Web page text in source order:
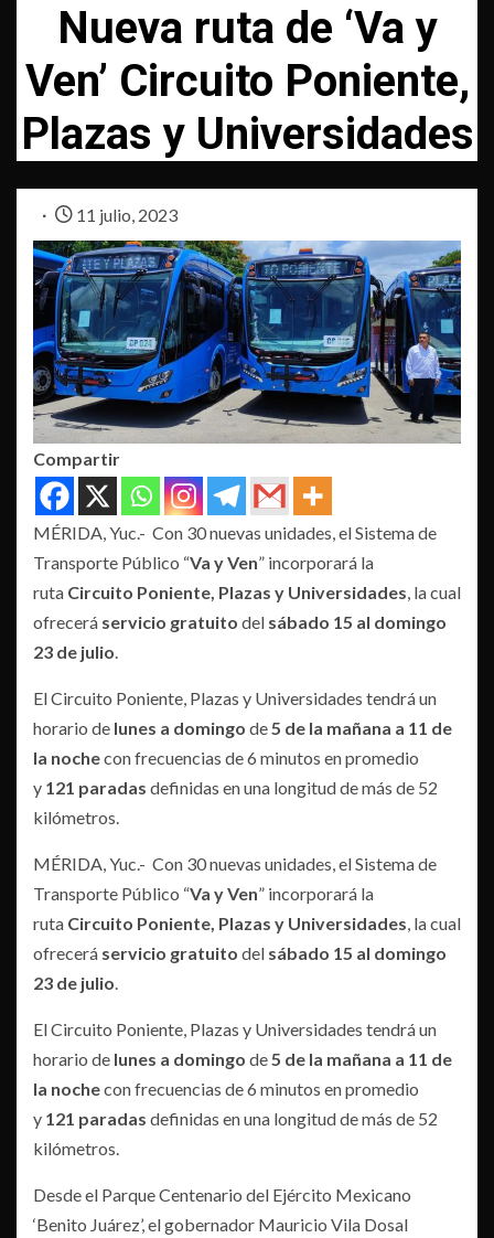
Nueva ruta de ‘Va y
Ven’ Circuito Poniente,
Plazas y Universidades
11 julio, 2023
Compartir
MÉRIDA, Yuc.- Con 30 nuevas unidades, el Sistema de
Transporte Público “Va y Ven” incorporará la
ruta Circuito Poniente, Plazas y Universidades, la cual
ofrecerá servicio gratuito del sábado 15 al domingo
23 de julio.
El Circuito Poniente, Plazas y Universidades tendrá un
horario de lunes a domingo de5 de la mañana a 11 de
la nochecon frecuencias de 6 minutos en promedio
y 121 paradas definidas en una longitud de más de 52
kilómetros.
MÉRIDA, Yuc.- Con 30 nuevas unidades, el Sistema de
Transporte Público “Va y Ven” incorporará la
ruta Circuito Poniente, Plazas y Universidades, la cual
ofrecerá servicio gratuito del sábado 15 al domingo
23 de julio.
El Circuito Poniente, Plazas y Universidades tendrá un
horario de lunes a domingo de5 de la mañana a 11 de
la nochecon frecuencias de 6 minutos en promedio
y 121 paradas definidas en una longitud de más de 52
kilómetros.
Desde el Parque Centenario del Ejército Mexicano
‘Benito Juárez’, el gobernador Mauricio Vila Dosal